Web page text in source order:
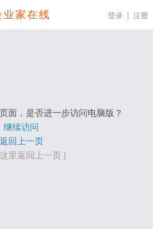
业家在线 登录 注册
面，是否进一步访问电脑版？
继续访问
返回上一页
里返回上一页 ]